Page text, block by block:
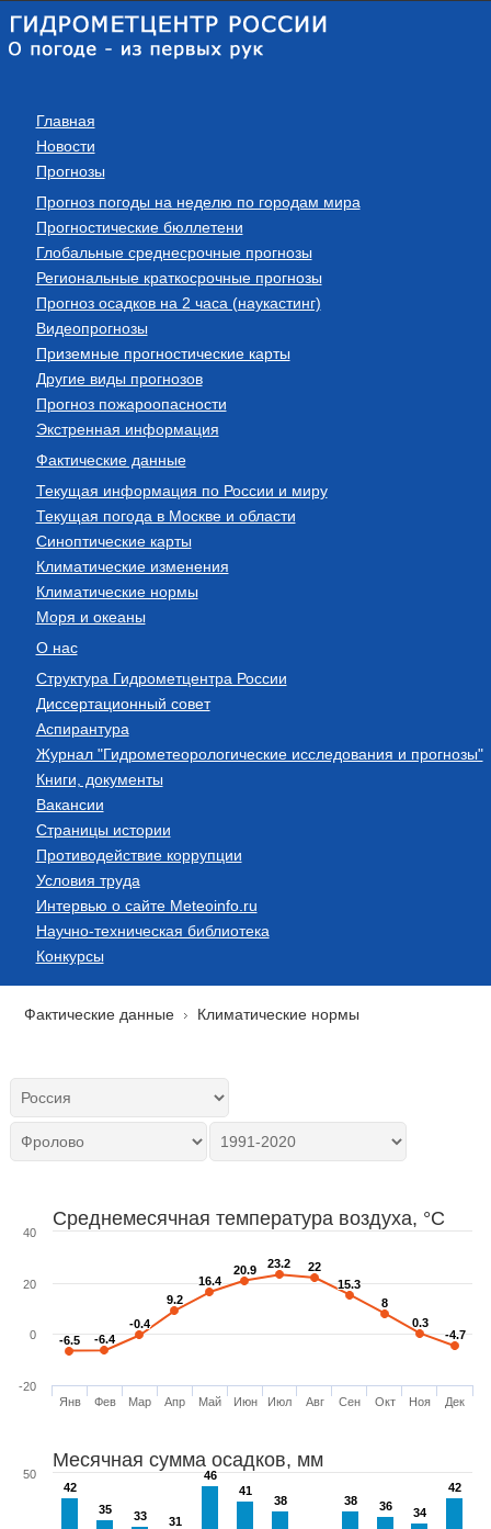
Главная
Новости
Прогнозы
Прогноз погоды на неделю по городам мира
Прогностические бюллетени
Глобальные среднесрочные прогнозы
Региональные краткосрочные прогнозы
Прогноз осадков на 2 часа (наукастинг)
Видеопрогнозы
Приземные прогностические карты
Другие виды прогнозов
Прогноз пожароопасности
Экстренная информация
Фактические данные
Текущая информация по России и миру
Текущая погода в Москве и области
Синоптические карты
Климатические изменения
Климатические нормы
Моря и океаны
О нас
Структура Гидрометцентра России
Диссертационный совет
Аспирантура
Журнал "Гидрометеорологические исследования и прогнозы"
Книги, документы
Вакансии
Страницы истории
Противодействие коррупции
Условия труда
Интервью о сайте Meteoinfo.ru
Научно-техническая библиотека
Конкурсы
Фактические данные Климатические нормы
Среднемесячная температура воздуха, °C
-6.5
-6.5 -6.4
-6.4
-0.4
-0.4
9.2
9.2
16.4
16.4
20.9
20.9 23.2
23.2 22
22
15.3
15.3
8
8
0.3
0.3
-4.7
-4.7
Янв Фев Мар Апр Май Июн Июл Авг Сен Окт Ноя Дек
-20
0
20
40
Месячная сумма осадков, мм
42
42
35
35 33
33 31
31
46
46
41
41
38
38 38
38 36
36 34
34
42
42
50